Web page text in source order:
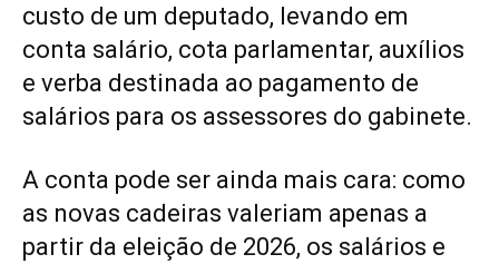
custo de um deputado, levando em
conta salário, cota parlamentar, auxílios
e verba destinada ao pagamento de
salários para os assessores do gabinete.
A conta pode ser ainda mais cara: como
as novas cadeiras valeriam apenas a
partir da eleição de 2026, os salários e